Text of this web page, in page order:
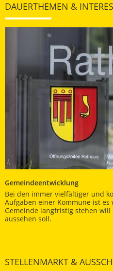
DAUERTHEMEN &
Gemeindeentwicklung
Bei den immer vielfältiger und
Aufgaben einer Kommune ist
Gemeinde langfristig stehen
aussehen soll.
STELLENMARKT &